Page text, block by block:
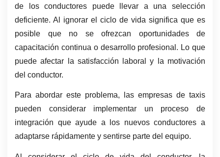
de los conductores puede llevar a una selección
deficiente. Al ignorar el ciclo de vida significa que es
posible que no se ofrezcan oportunidades de
capacitación continua o desarrollo profesional. Lo que
puede afectar la satisfacción laboral y la motivación
del conductor.
Para abordar este problema, las empresas de taxis
pueden considerar implementar un proceso de
integración que ayude a los nuevos conductores a
adaptarse rápidamente y sentirse parte del equipo.